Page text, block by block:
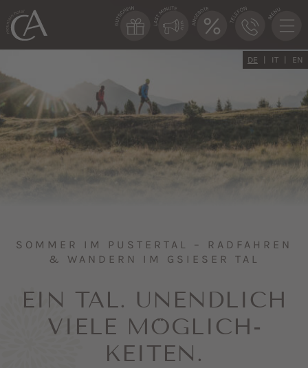
DE IT EN
SOMMER IM PUSTERTAL – RADFAHREN
& WANDERN IM GSIESER TAL
EIN TAL. UNENDLICH
VIELE MÖGLICH­
KEITEN.